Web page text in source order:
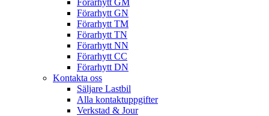
Förarhytt GM
Förarhytt GN
Förarhytt TM
Förarhytt TN
Förarhytt NN
Förarhytt CC
Förarhytt DN
Kontakta oss
Säljare Lastbil
Alla kontaktuppgifter
Verkstad & Jour